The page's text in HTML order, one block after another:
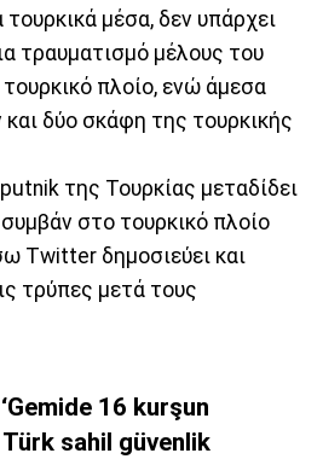
μέσα, δεν υπάρχει
τραυματισμό μέλους του
πλοίο, ενώ άμεσα
δύο σκάφη της τουρκικής
της Τουρκίας μεταδίδει
στο τουρκικό πλοίο
Twitter δημοσιεύει και
τρύπες μετά τους
16 kurşun
sahil güvenlik